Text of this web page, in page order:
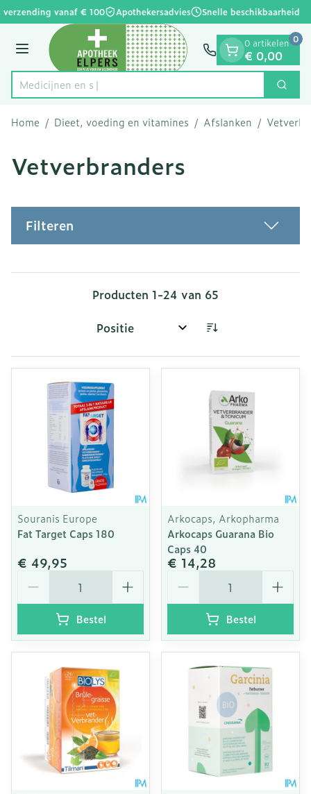
Ga naar de inhoud
1 van 1vanaf € 100 Apothekersadvies Snelle beschikbaarheid
Menu
Product, merk, categorie... Zoek
0 artikelen
€ 0,00
0
Home / Dieet, voeding en vitamines / Afslanken /
Vetverbranders
Filteren
Producten 1-24 van 65
Sorteer op:
Souranis Europe
Fat Target Caps 180
€ 49,95
Bestel
Arkocaps, Arkopharma
Arkocaps Guarana Bio
Caps 40
€ 14,28
Bestel